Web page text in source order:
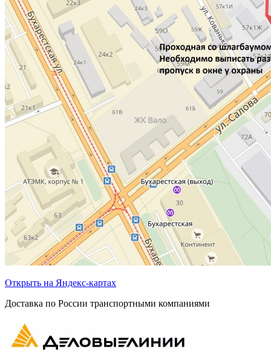
Открыть на Яндекс-картах
Доставка по России транспортными компаниями